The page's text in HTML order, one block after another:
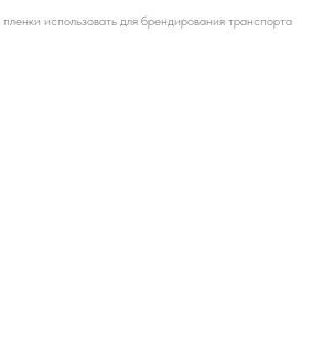
использовать для брендирования транспорта